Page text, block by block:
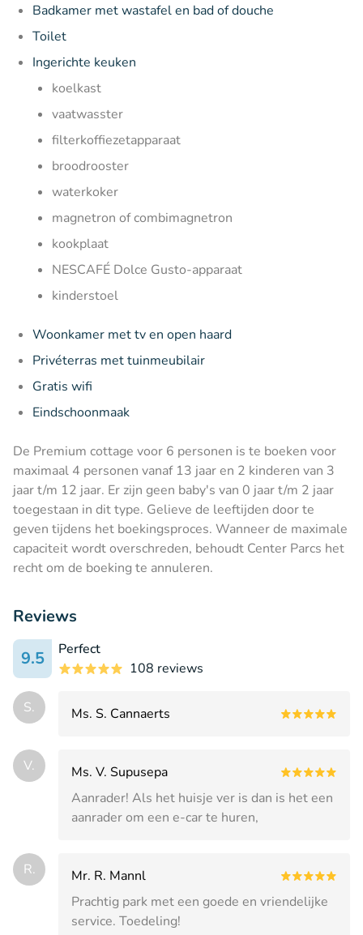
Badkamer met wastafel en bad of douche
Toilet
Ingerichte keuken
koelkast
vaatwasster
filterkoffiezetapparaat
broodrooster
waterkoker
magnetron of combimagnetron
kookplaat
NESCAFÉ Dolce Gusto-apparaat
kinderstoel
Woonkamer met tv en open haard
Privéterras met tuinmeubilair
Gratis wifi
Eindschoonmaak
De Premium cottage voor 6 personen is te boeken voor
maximaal 4 personen vanaf 13 jaar en 2 kinderen van 3
jaar t/m 12 jaar. Er zijn geen baby's van 0 jaar t/m 2 jaar
toegestaan in dit type. Gelieve de leeftijden door te
geven tijdens het boekingsproces. Wanneer de maximale
capaciteit wordt overschreden, behoudt Center Parcs het
recht om de boeking te annuleren.
Reviews
9.5
Perfect
108 reviews
S. Ms. S. Cannaerts
V.
Ms. V. Supusepa
Aanrader! Als het huisje ver is dan is het een
aanrader om een e-car te huren,
R.
Mr. R. Mannl
Prachtig park met een goede en vriendelijke
service. Toedeling!